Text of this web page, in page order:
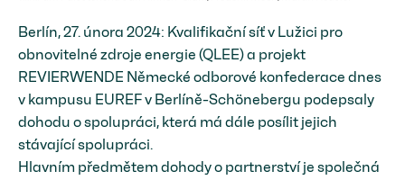
Berlín, 27. února 2024: Kvalifikační síť v Lužici pro
obnovitelné zdroje energie (QLEE) a projekt
REVIERWENDE Německé odborové konfederace dnes
v kampusu EUREF v Berlíně-Schönebergu podepsaly
dohodu o spolupráci, která má dále posílit jejich
stávající spolupráci.
Hlavním předmětem dohody o partnerství je společná